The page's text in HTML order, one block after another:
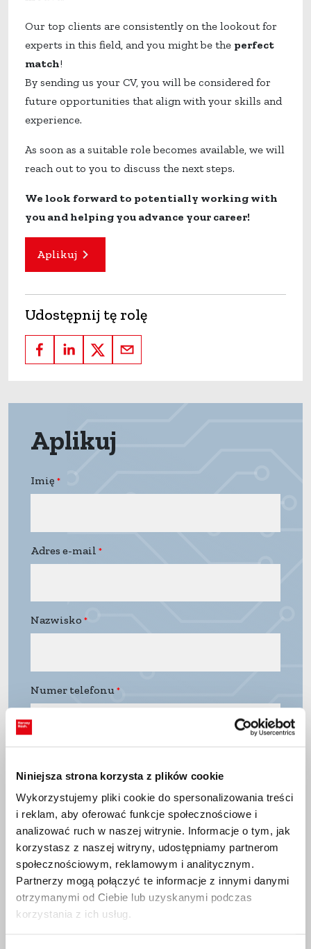
Niniejsza strona korzysta z plików cookie
Wykorzystujemy pliki cookie do spersonalizowania treści
i reklam, aby oferować funkcje społecznościowe i
analizować ruch w naszej witrynie. Informacje o tym, jak
korzystasz z naszej witryny, udostępniamy partnerom
społecznościowym, reklamowym i analitycznym.
Partnerzy mogą połączyć te informacje z innymi danymi
otrzymanymi od Ciebie lub uzyskanymi podczas
korzystania z ich usług.
Our top clients are consistently on the lookout for
experts in this field, and you might be the perfect
match!
By sending us your CV, you will be considered for
future opportunities that align with your skills and
experience.
As soon as a suitable role becomes available, we will
reach out to you to discuss the next steps.
We look forward to potentially working with
you and helping you advance your career!
Aplikuj
Udostępnij tę rolę
Aplikuj
Imię
Adres e-mail
Nazwisko
Numer telefonu
Drop files to attach, or browse
Twoja wiadomość